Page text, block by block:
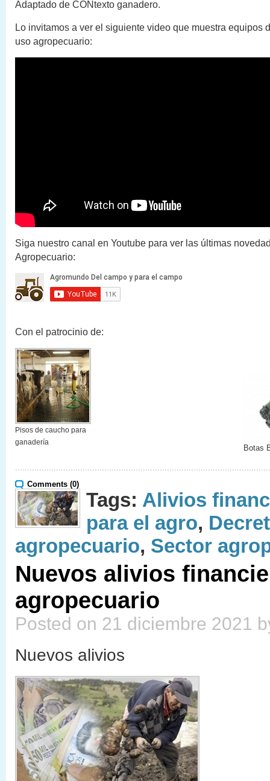
Adaptado de CONtexto ganadero.
Lo invitamos a ver el siguiente video que muestra equipos
uso agropecuario:
Siga nuestro canal en Youtube para ver las últimas
Agropecuario:
Con el patrocinio de:
Pisos de caucho para
ganadería
Botas
Comments (0)
Tags: Alivios
para el agro,
agropecuario, Sector
Nuevos alivios
agropecuario
Posted on 21 diciembre 2021
Nuevos alivios